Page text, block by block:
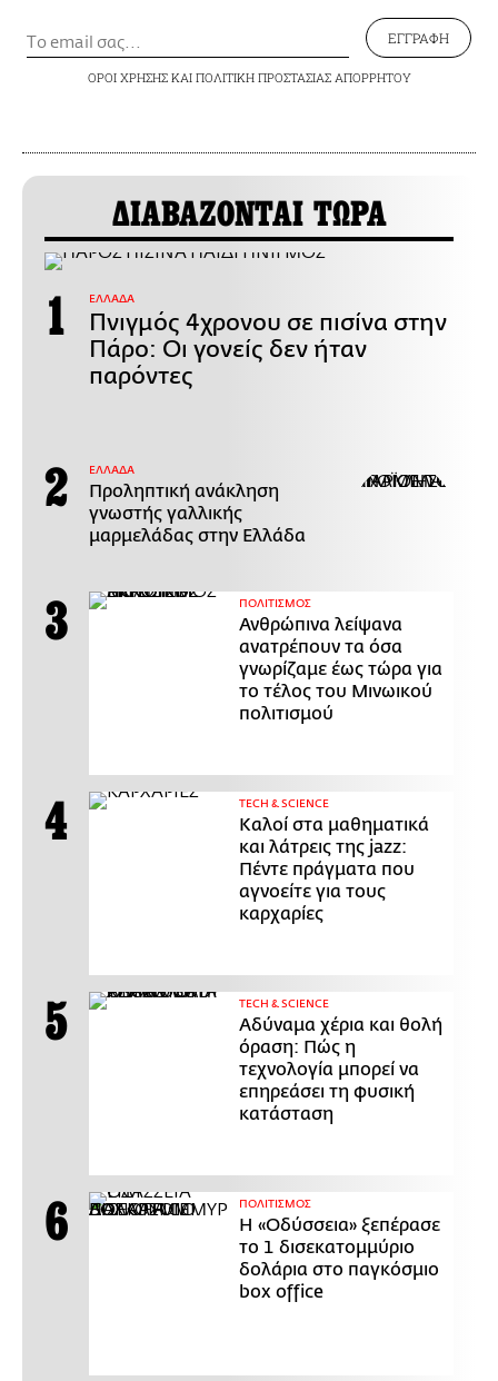
ΕΓΓΡΑΦΗ
ΟΡΟΙ ΧΡΗΣΗΣΚΑΙ ΠΟΛΙΤΙΚΗ ΠΡΟΣΤΑΣΙΑΣ ΑΠΟΡΡΗΤΟΥ
ΔΙΑΒΑΖΟΝΤΑΙ ΤΩΡΑ
ΕΛΛΑΔΑ
Πνιγμός 4χρονου σε πισίνα στην
Πάρο: Οι γονείς δεν ήταν
παρόντες
ΕΛΛΑΔΑ
Προληπτική ανάκληση
γνωστής γαλλικής
μαρμελάδας στην Ελλάδα
ΠΟΛΙΤΙΣΜΟΣ
Ανθρώπινα λείψανα
ανατρέπουν τα όσα
γνωρίζαμε έως τώρα για
το τέλος του Μινωικού
πολιτισμού
ΤECH & SCIENCE
Καλοί στα μαθηματικά
και λάτρεις της jazz:
Πέντε πράγματα που
αγνοείτε για τους
καρχαρίες
ΤECH & SCIENCE
Αδύναμα χέρια και θολή
όραση: Πώς η
τεχνολογία μπορεί να
επηρεάσει τη φυσική
κατάσταση
ΠΟΛΙΤΙΣΜΟΣ
Η «Οδύσσεια» ξεπέρασε
το 1 δισεκατομμύριο
δολάρια στο παγκόσμιο
box office